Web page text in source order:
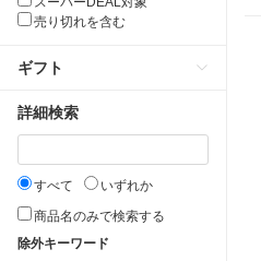
売り切れを含む
ギフト
詳細検索
すべて
いずれか
商品名のみで検索する
除外キーワード